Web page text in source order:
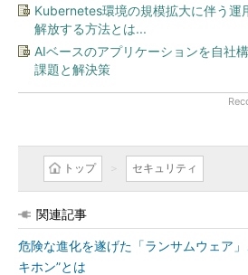
Kubernetes環境の規模拡大に伴う運
解放する方法とは...
AIベースのアプリケーションを自社
課題と解決策
トップ セキュリティ
関連記事
危険な進化を遂げた「ランサムウェア
キホン”とは